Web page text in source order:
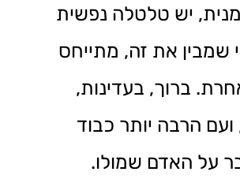
יש טלטלה נפשית
שמבין את זה, מתייחס
ברוך, בעדינות,
הרבה יותר כבוד
על האדם שמולו.